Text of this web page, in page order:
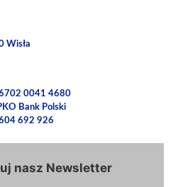
Wisła
0041 4680
Bank Polski
692 926
nasz Newsletter